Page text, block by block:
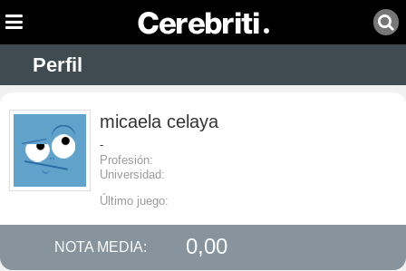
Perfil
micaela celaya
-
Profesión:
Universidad:
Último juego:
NOTA MEDIA: 0,00